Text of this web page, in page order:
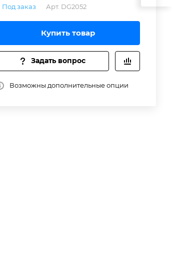
Под заказ Арт. DG2052
Купить товар
Задать вопрос
Возможны дополнительные опции